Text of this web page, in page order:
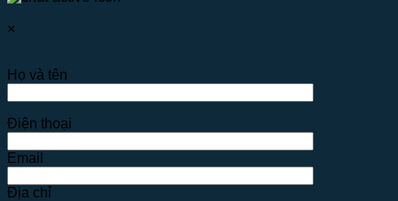
×
Họ và tên
Điện thoại
Email
Địa chỉ